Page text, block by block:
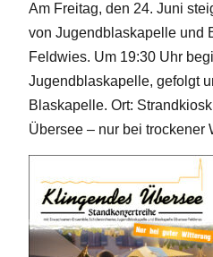
Am Freitag, den 24. Juni
von Jugendblaskapelle und
Feldwies. Um 19:30 Uhr
Jugendblaskapelle, gefolgt
Blaskapelle. Ort:
Übersee – nur bei trockener